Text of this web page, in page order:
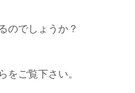
のでしょうか？
をご覧下さい。